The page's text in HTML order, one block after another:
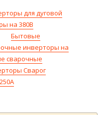
для дуговой
на 380В
Бытовые
инверторы на
сварочные
Сварог